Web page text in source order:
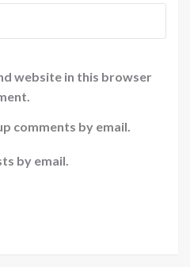
website in this browser
comments by email.
by email.